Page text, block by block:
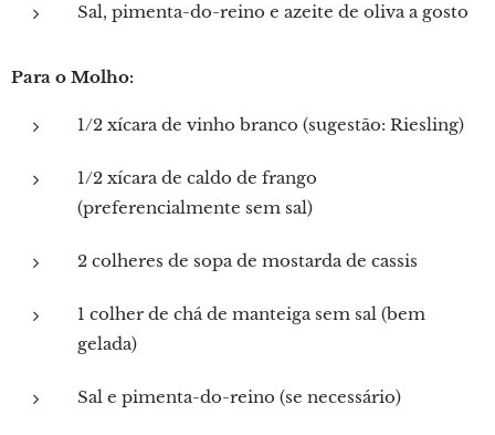
Sal, pimenta-do-reino e azeite de oliva a gosto
Para o Molho:
1/2 xícara de vinho branco (sugestão: Riesling)
1/2 xícara de caldo de frango
(preferencialmente sem sal)
2 colheres de sopa de mostarda de cassis
1 colher de chá de manteiga sem sal (bem
gelada)
Sal e pimenta-do-reino (se necessário)